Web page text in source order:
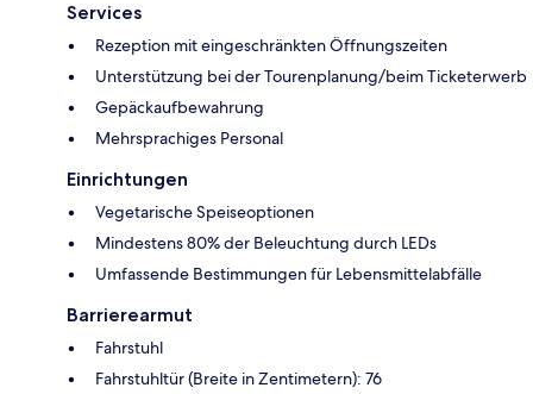
Services
Rezeption mit eingeschränkten Öffnungszeiten
Unterstützung bei der Tourenplanung/beim Ticketerwerb
Gepäckaufbewahrung
Mehrsprachiges Personal
Einrichtungen
Vegetarische Speiseoptionen
Mindestens 80% der Beleuchtung durch LEDs
Umfassende Bestimmungen für Lebensmittelabfälle
Barrierearmut
Fahrstuhl
Fahrstuhltür (Breite in Zentimetern): 76